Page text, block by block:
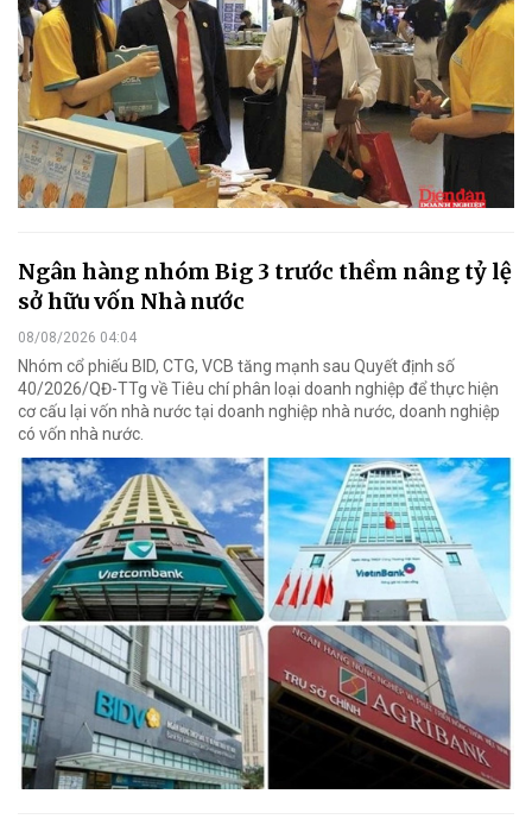
Ngân hàng nhóm Big 3 trước thềm nâng tỷ lệ
sở hữu vốn Nhà nước
08/08/2026 04:04
Nhóm cổ phiếu BID, CTG, VCB tăng mạnh sau Quyết định số
40/2026/QĐ-TTg về Tiêu chí phân loại doanh nghiệp để thực hiện
cơ cấu lại vốn nhà nước tại doanh nghiệp nhà nước, doanh nghiệp
có vốn nhà nước.